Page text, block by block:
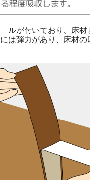
ルが付いており、床
は弾力があり、床材の